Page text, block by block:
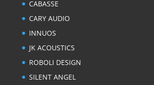
CABASSE
CARY AUDIO
INNUOS
JK ACOUSTICS
ROBOLI DESIGN
SILENT ANGEL